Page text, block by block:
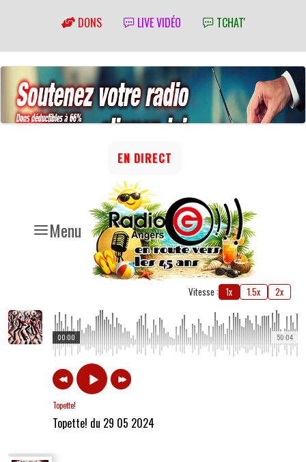
DONS LIVE VIDÉO TCHAT'
Menu
EN DIRECT
Vitesse : 1x 1.5x 2x
50:04
00:00
Topette!
Topette! du 29 05 2024